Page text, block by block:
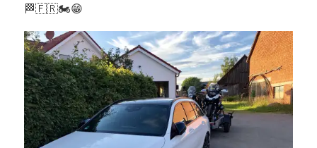
🏁🇫🇷🏍😁